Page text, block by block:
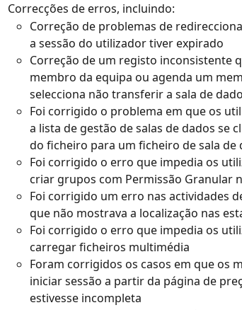
Correcções de erros, incluindo:
Correção de problemas de
a sessão do utilizador tiver expirado
Correção de um registo inconsistente
membro da equipa ou agenda um
selecciona não transferir a sala de
Foi corrigido o problema em que os
a lista de gestão de salas de dados se
do ficheiro para um ficheiro de sala
Foi corrigido o erro que impedia os
criar grupos com Permissão Granular
Foi corrigido um erro nas actividades
que não mostrava a localização nas
Foi corrigido o erro que impedia os
carregar ficheiros multimédia
Foram corrigidos os casos em que os
iniciar sessão a partir da página de
estivesse incompleta